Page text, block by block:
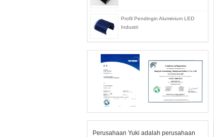
Profil Pendingin Aluminium LED
Industri
Perusahaan Yuki adalah perusahaan